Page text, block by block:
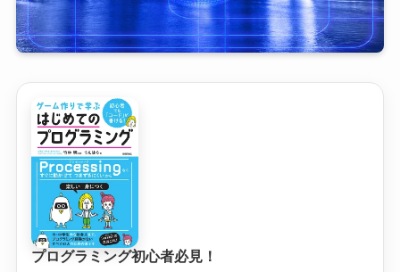
プログラミング初心者必見！